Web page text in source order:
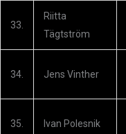
33.
Riitta
Tägtström
34. Jens Vinther
35. Ivan Polesnik